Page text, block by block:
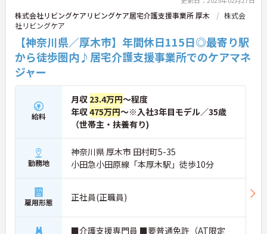
株式会社リビングケアリビングケア居宅介護支援事業所 厚木
株式会
社リビングケア
【神奈川県／厚木市】年間休日115日◎最寄り駅
から徒歩圏内♪居宅介護支援事業所でのケアマネ
ジャー
給料
月収 23.4万円～程度
年収475万円～※入社3年目モデル／35歳
（世帯主・扶養有り)
勤務地
神奈川県 厚木市 田村町5-35
小田急小田原線「本厚木駅」徒歩10分
雇用形態 正社員(正職員)
■介護支援専門員 ■要普通免許（AT限定